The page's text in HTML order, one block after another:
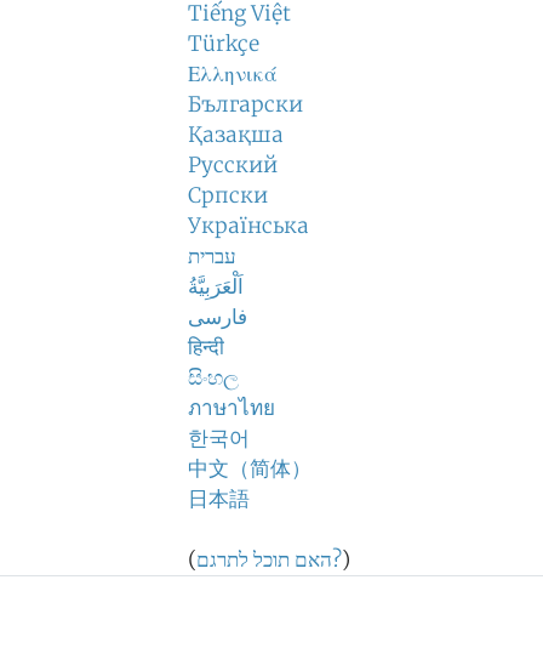
Tiếng Việt
Türkçe
Ελληνικά
Български
Қазақша
Русский
Српски
Українська
עברית
اَلْعَرَبِيَّةُ
فارسی
हिन्दी
සිංහල
ภาษาไทย
한국어
中文（简体）
日本語
( האם תוכל לתרגם?)